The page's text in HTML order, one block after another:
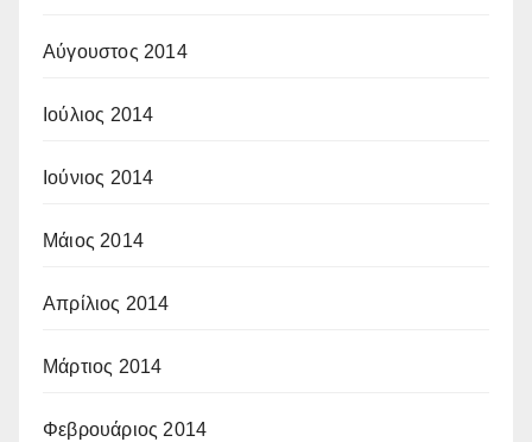
Αύγουστος 2014
Ιούλιος 2014
Ιούνιος 2014
Μάιος 2014
Απρίλιος 2014
Μάρτιος 2014
Φεβρουάριος 2014